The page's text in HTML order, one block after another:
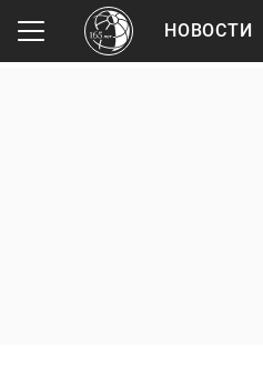
НОВОСТИ